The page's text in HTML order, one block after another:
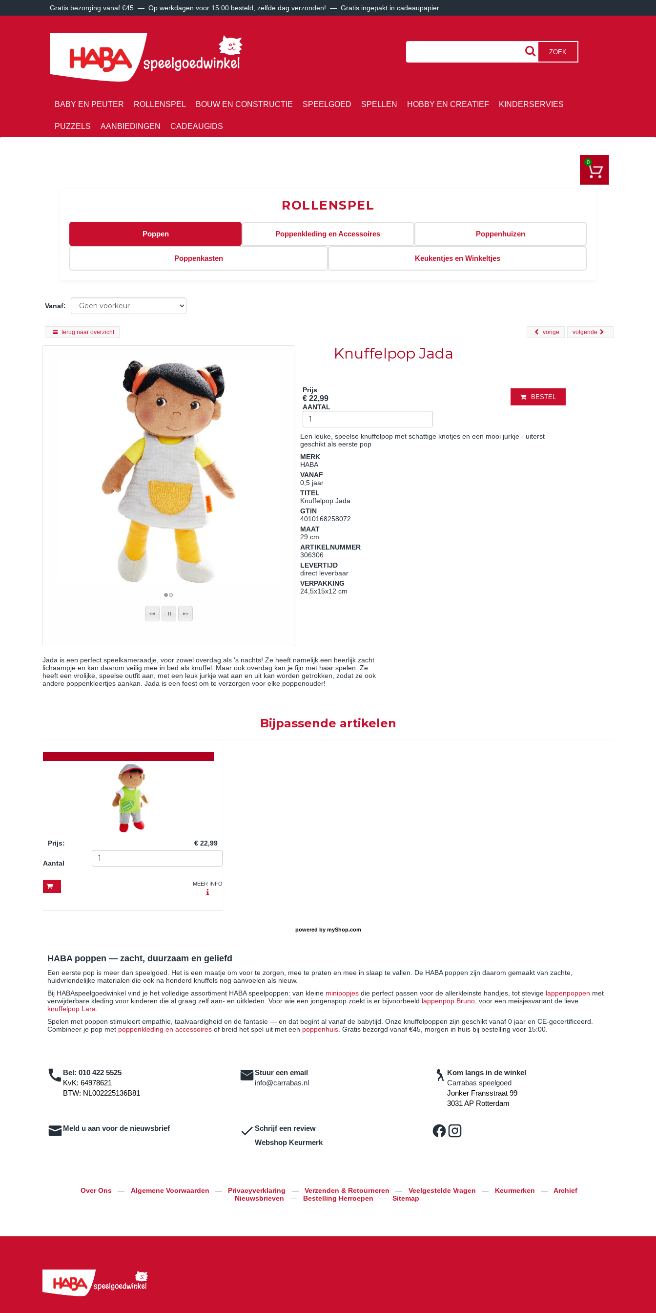
Gratis bezorging vanaf €45 — Op werkdagen voor 15:00 besteld, zelfde dag verzonden! — Gratis ingepakt in cadeaupapier
ZOEK
BABY EN PEUTER ROLLENSPEL BOUW EN CONSTRUCTIE SPEELGOED SPELLEN HOBBY EN CREATIEF KINDERSERVIES
PUZZELS AANBIEDINGEN CADEAUGIDS
0
ROLLENSPEL
Poppen Poppenkleding en Accessoires Poppenhuizen
Poppenkasten Keukentjes en Winkeltjes
Vanaf:
terug naar overzicht volgende
vorige
Knuffelpop Jada
Prijs
€ 22,99
AANTAL
BESTEL
Een leuke, speelse knuffelpop met schattige knotjes en een mooi jurkje - uiterst
geschikt als eerste pop
MERK
HABA
VANAF
0,5 jaar
TITEL
Knuffelpop Jada
GTIN
4010168258072
MAAT
29 cm.
ARTIKELNUMMER
306306
LEVERTIJD
direct leverbaar
VERPAKKING
24,5x15x12 cm
Jada is een perfect speelkameraadje, voor zowel overdag als 's nachts! Ze heeft namelijk een heerlijk zacht
lichaampje en kan daarom veilig mee in bed als knuffel. Maar ook overdag kan je fijn met haar spelen. Ze
heeft een vrolijke, speelse outfit aan, met een leuk jurkje wat aan en uit kan worden getrokken, zodat ze ook
andere poppenkleertjes aankan. Jada is een feest om te verzorgen voor elke poppenouder!
Bijpassende artikelen
Prijs: € 22,99
Aantal
MEER INFO
powered by myShop.com
HABA poppen — zacht, duurzaam en geliefd
Een eerste pop is meer dan speelgoed. Het is een maatje om voor te zorgen, mee te praten en mee in slaap te vallen. De HABA poppen zijn daarom gemaakt van zachte,
huidvriendelijke materialen die ook na honderd knuffels nog aanvoelen als nieuw.
Bij HABAspeelgoedwinkel vind je het volledige assortiment HABA speelpoppen: van kleine minipopjes die perfect passen voor de allerkleinste handjes, tot stevige lappenpoppen met
verwijderbare kleding voor kinderen die al graag zelf aan- en uitkleden. Voor wie een jongenspop zoekt is er bijvoorbeeld lappenpop Bruno, voor een meisjesvariant de lieve
knuffelpop Lara.
Spelen met poppen stimuleert empathie, taalvaardigheid en de fantasie — en dat begint al vanaf de babytijd. Onze knuffelpoppen zijn geschikt vanaf 0 jaar en CE-gecertificeerd.
Combineer je pop met poppenkleding en accessoires of breid het spel uit met een poppenhuis. Gratis bezorgd vanaf €45, morgen in huis bij bestelling voor 15:00.
Bel: 010 422 5525
KvK: 64978621
BTW: NL002225136B81
Stuur een email
info@carrabas.nl
Kom langs in de winkel
Carrabas speelgoed
Jonker Fransstraat 99
3031 AP Rotterdam
Meld u aan voor de nieuwsbrief
Schrijf een review
Webshop Keurmerk
Over Ons — Algemene Voorwaarden — Privacyverklaring — Verzenden & Retourneren — Veelgestelde Vragen — Keurmerken —
Archief
Nieuwsbrieven
— Bestelling Herroepen — Sitemap